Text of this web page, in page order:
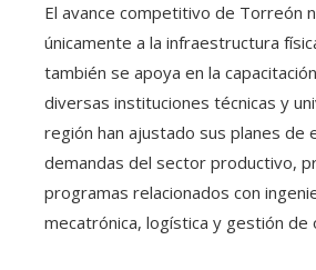
El avance competitivo de Torreón
únicamente a la infraestructura
también se apoya en la
diversas instituciones técnicas y
región han ajustado sus planes de
demandas del sector productivo,
programas relacionados con
mecatrónica, logística y gestión de